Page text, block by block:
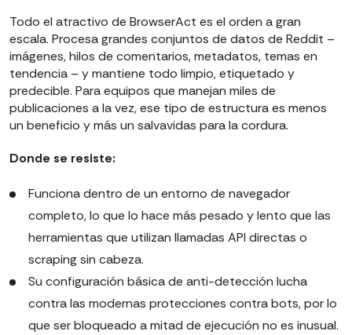
Todo el atractivo de BrowserAct es el orden a gran
escala. Procesa grandes conjuntos de datos de Reddit –
imágenes, hilos de comentarios, metadatos, temas en
tendencia – y mantiene todo limpio, etiquetado y
predecible. Para equipos que manejan miles de
publicaciones a la vez, ese tipo de estructura es menos
un beneficio y más un salvavidas para la cordura.
Donde se resiste:
Funciona dentro de un entorno de navegador
completo, lo que lo hace más pesado y lento que las
herramientas que utilizan llamadas API directas o
scraping sin cabeza.
Su configuración básica de anti-detección lucha
contra las modernas protecciones contra bots, por lo
que ser bloqueado a mitad de ejecución no es inusual.